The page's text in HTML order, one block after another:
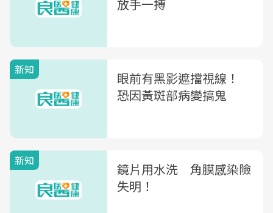
放手一搏
新知
眼前有黑影遮擋視線！
恐因黃斑部病變搞鬼
新知
鏡片用水洗 角膜感染險
失明！